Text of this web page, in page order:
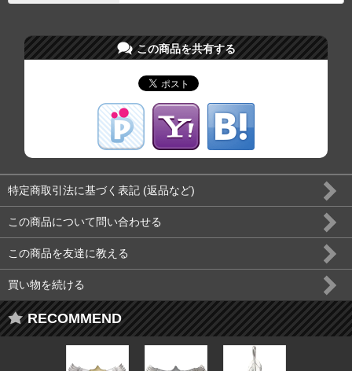
この商品を共有する
特定商取引法に基づく表記 (返品など)
この商品について問い合わせる
この商品を友達に教える
買い物を続ける
RECOMMEND